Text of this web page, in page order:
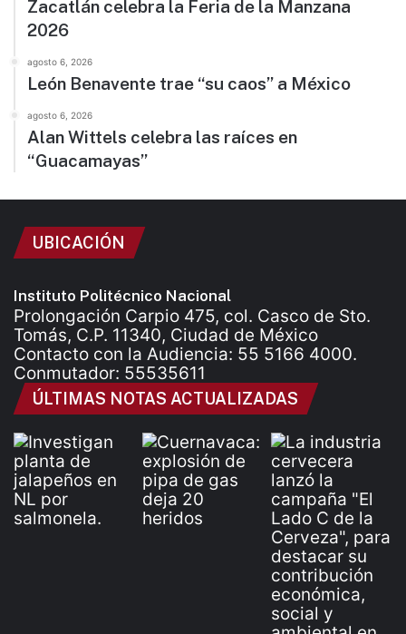
Zacatlán celebra la Feria de la Manzana
2026
agosto 6, 2026
León Benavente trae “su caos” a México
agosto 6, 2026
Alan Wittels celebra las raíces en
“Guacamayas”
UBICACIÓN
Instituto Politécnico Nacional
Prolongación Carpio 475, col. Casco de Sto.
Tomás, C.P. 11340, Ciudad de México
Contacto con la Audiencia: 55 5166 4000.
Conmutador: 55535611
ÚLTIMAS NOTAS ACTUALIZADAS